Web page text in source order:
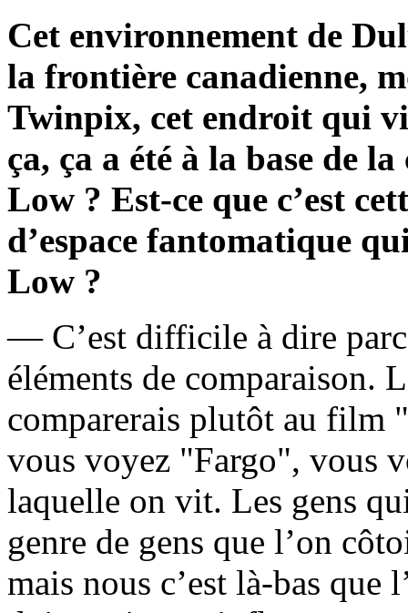
Cet environnement de
la frontière canadienne,
Twinpix, cet endroit qui
ça, ça a été à la base de
Low ? Est-ce que c’est
d’espace fantomatique
Low ?
— C’est difficile à dire
éléments de comparaison.
comparerais plutôt au film
vous voyez "Fargo", vous
laquelle on vit. Les gens
genre de gens que l’on
mais nous c’est là-bas